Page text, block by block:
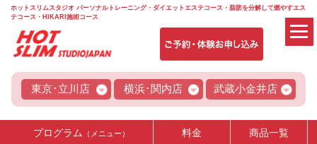
ホットスリムスタジオ パーソナルトレーニング・ダイエットエステコース・脂肪を分解して燃やすエス
テコース・HIKARI施術コース
東京･立川店 横浜･関内店 武蔵小金井店
プログラム （メニュー） 料金 商品一覧